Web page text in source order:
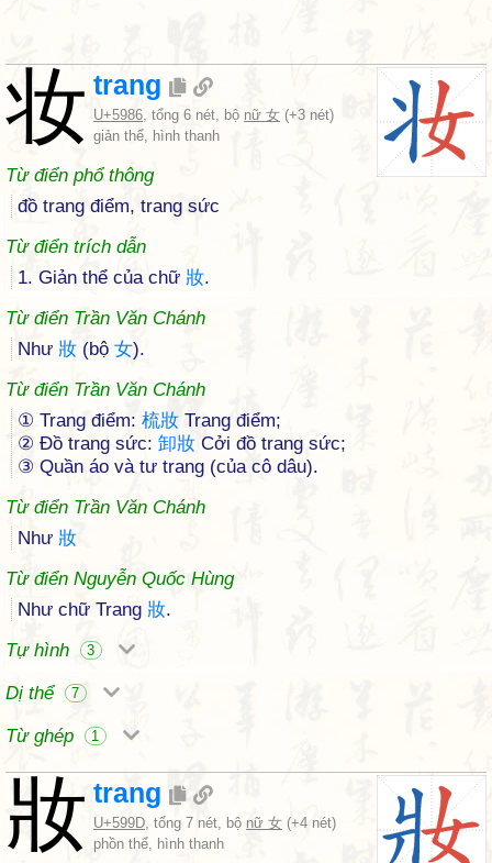
妆 trang
U+5986, tổng 6 nét, bộ nữ 女 (+3 nét)
giản thể, hình thanh
Từ điển phổ thông
đồ trang điểm, trang sức
Từ điển trích dẫn
1. Giản thể của chữ 妝.
Từ điển Trần Văn Chánh
Như 妝 (bộ 女).
Từ điển Trần Văn Chánh
① Trang điểm: 梳妝 Trang điểm;
② Đồ trang sức: 卸妝 Cởi đồ trang sức;
③ Quần áo và tư trang (của cô dâu).
Từ điển Trần Văn Chánh
Như 妝
Từ điển Nguyễn Quốc Hùng
Như chữ Trang 妝.
Tự hình
3
Dị thể 7
Từ ghép 1
妝 trang
U+599D, tổng 7 nét, bộ nữ 女 (+4 nét)
phồn thể, hình thanh